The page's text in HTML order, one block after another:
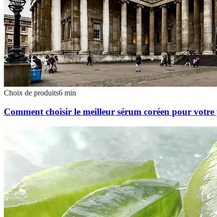
Choix de produits6 min
Comment choisir le meilleur sérum coréen pour votre